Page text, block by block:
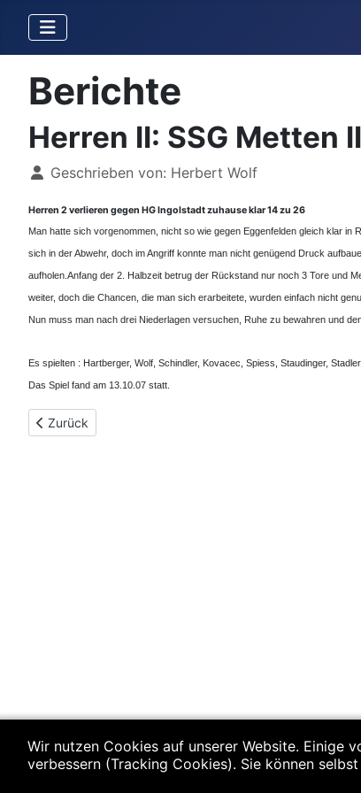
Berichte
Herren II: SSG Metten
DetailsGeschrieben von: Herbert Wolf
Herren 2 verlieren gegen HG Ingolstadt zuhause klar 14 zu 26
Man hatte sich vorgenommen, nicht so wie gegen Eggenfelden gleich klar
sich in der Abwehr, doch im Angriff konnte man nicht genügend Druck
aufholen. Anfang der 2. Halbzeit betrug der Rückstand nur noch 3 Tore und
weiter, doch die Chancen, die man sich erarbeitete, wurden einfach nicht
Nun muss man nach drei Niederlagen versuchen, Ruhe zu bewahren und
Es spielten : Hartberger, Wolf, Schindler, Kovacec, Spiess, Staudinger,
Das Spiel fand am 13.10.07 statt.
Vorheriger Beitrag: Herren II: Vfl Waldkraiburg - SSG
Zurück
Wir nutzen Cookies auf unserer Website. Einige
verbessern (Tracking Cookies). Sie können